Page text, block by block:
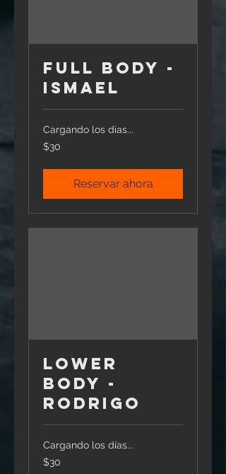
Full Body -
Ismael
Cargando los días...
30
pesos
$30
Reservar ahora
Lower
Body -
Rodrigo
Cargando los días...
30
pesos
$30